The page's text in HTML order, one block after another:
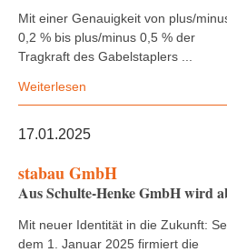
Mit einer Genauigkeit von plus/
0,2 % bis plus/minus 0,5 % der
Tragkraft des Gabelstaplers ...
Weiterlesen
17.01.2025
stabau GmbH
Aus Schulte-Henke GmbH wird
Mit neuer Identität in die Zukunft:
dem 1. Januar 2025 firmiert die